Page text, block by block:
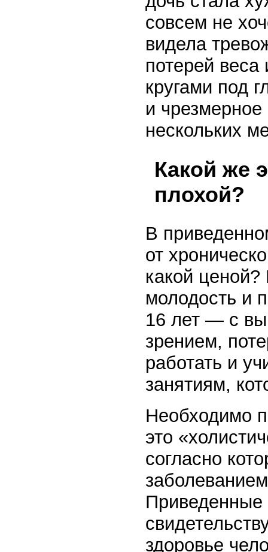
совсем не
видела
потерей
кругами под
и
нескольких
Какой же
плохой?
В
от
какой
молодость и
16 лет — с
зрением,
работать и
занятиям,
Необходимо
это
согласно
здоровье